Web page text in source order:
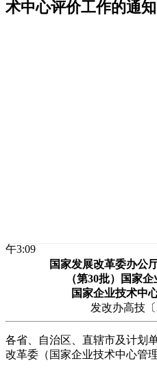
术中心评价工作的通知
午3:09
国家发展改革委办公
（第30批）国家
国家企业技术中
发改办高技
各省、自治区、直辖市及计划
改革委（国家企业技术中心管